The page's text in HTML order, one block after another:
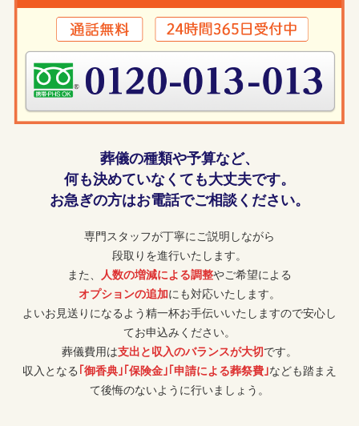
葬儀の種類や予算など、
何も決めていなくても大丈夫です。
お急ぎの方はお電話でご相談ください。
専門スタッフが丁寧にご説明しながら
段取りを進行いたします。
また、
人数の増減による調整やご希望による
オプションの追加にも対応いたします。
よいお見送りになるよう精一杯お手伝いいたしますので安心し
てお申込みください。
葬儀費用は支出と収入のバランスが大切です。
収入となる ｢御香典｣｢保険金｣｢申請による葬祭費｣なども踏まえ
て後悔のないように行いましょう。